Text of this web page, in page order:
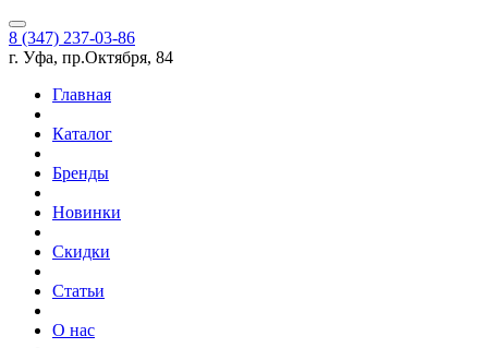
8 (347) 237-03-86
г. Уфа, пр.Октября, 84
Главная
Каталог
Бренды
Новинки
Скидки
Статьи
О нас